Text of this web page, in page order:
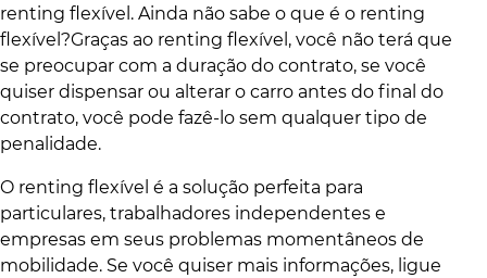
renting flexível. Ainda não sabe o que é o renting
flexível?Graças ao renting flexível, você não terá que
se preocupar com a duração do contrato, se você
quiser dispensar ou alterar o carro antes do final do
contrato, você pode fazê-lo sem qualquer tipo de
penalidade.
O renting flexível é a solução perfeita para
particulares, trabalhadores independentes e
empresas em seus problemas momentâneos de
mobilidade. Se você quiser mais informações, ligue